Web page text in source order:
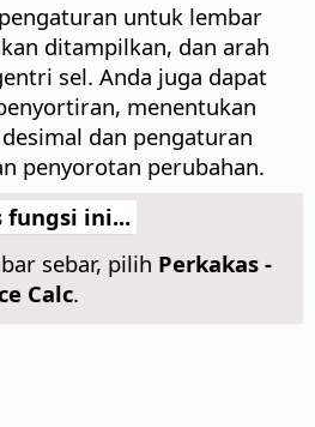
untuk lembar
ditampilkan, dan arah
sel. Anda juga dapat
menentukan
dan pengaturan
penyorotan perubahan.
fungsi ini...
sebar, pilih Perkakas -
Calc.